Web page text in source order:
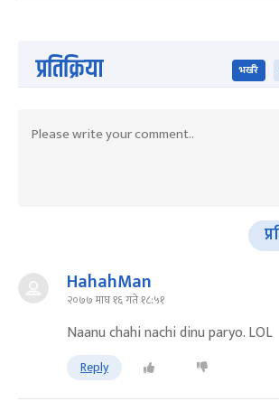
प्रतिक्रिया भर्खरै
HahahMan
२०७७ माघ १६ गते १८:५१
Naanu chahi nachi dinu paryo. LOL
Reply